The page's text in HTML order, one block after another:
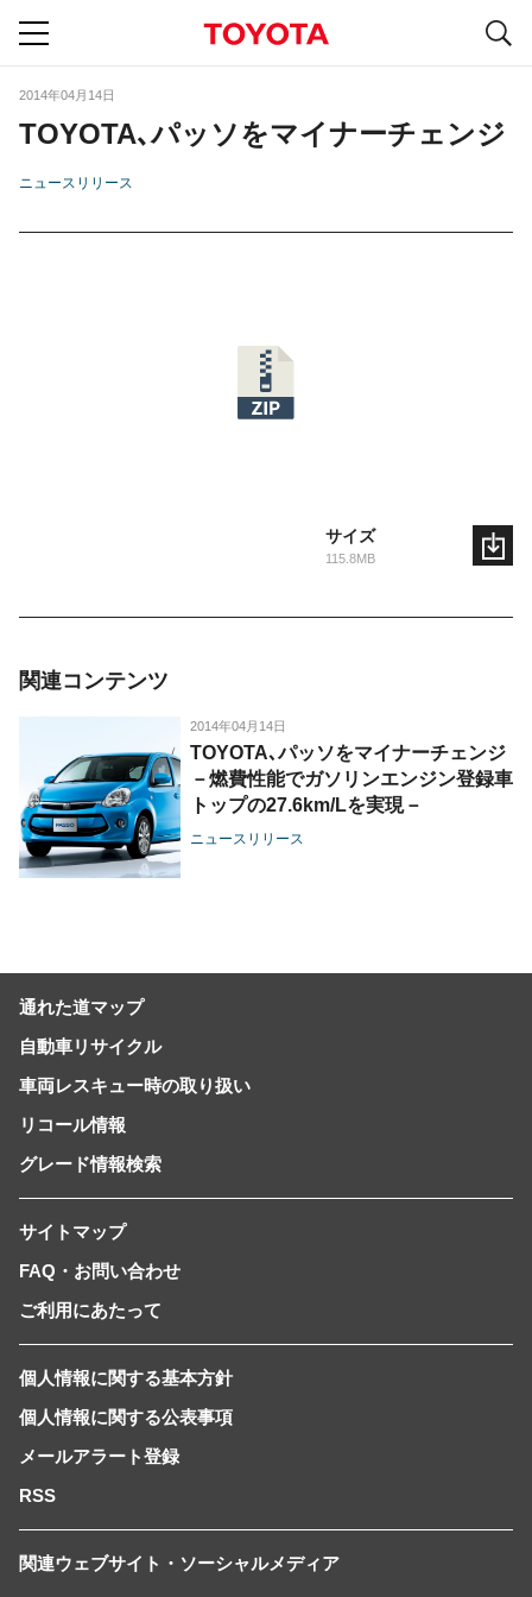
2014年04月14日
TOYOTA､パッソをマイナーチェンジ
ニュースリリース
サイズ
115.8MB
関連コンテンツ
2014年04月14日
TOYOTA､パッソをマイナーチェンジ
－燃費性能でガソリンエンジン登録車
トップの27.6km/Lを実現－
ニュースリリース
通れた道マップ
自動車リサイクル
車両レスキュー時の取り扱い
リコール情報
グレード情報検索
サイトマップ
FAQ・お問い合わせ
ご利用にあたって
個人情報に関する基本方針
個人情報に関する公表事項
メールアラート登録
RSS
関連ウェブサイト・ソーシャルメディア